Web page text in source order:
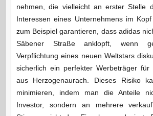
nehmen, die vielleicht an erster Stelle
Interessen eines Unternehmens im
zum Beispiel garantieren, dass adidas
Säbener Straße anklopft, wenn
Verpflichtung eines neuen Weltstars
sicherlich ein perfekter Werbeträger für
aus Herzogenaurach. Dieses Risiko
minimieren, indem man die Anteile
Investor, sondern an mehrere